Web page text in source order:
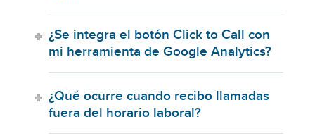
¿Se integra el botón Click to Call con
mi herramienta de Google Analytics?
¿Qué ocurre cuando recibo llamadas
fuera del horario laboral?